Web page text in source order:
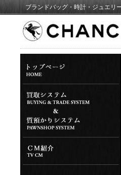
ブランドバッグ・時計・ジュエリ